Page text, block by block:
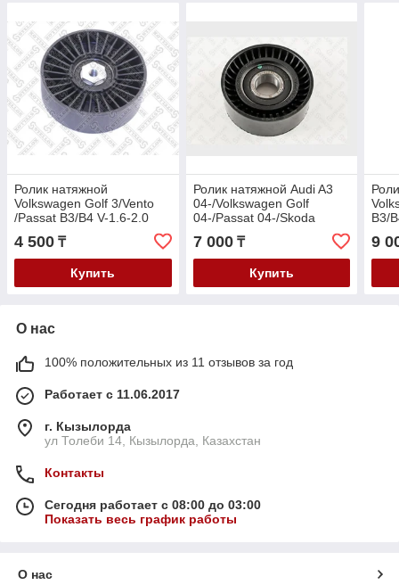
Ролик натяжной
Volkswagen Golf 3/Vento
/Passat B3/B4 V-1.6-2.0
4 500 ₸
Купить
Ролик натяжной Audi A3
04-/Volkswagen Golf
04-/Passat 04-/Skoda
Octavia 04- 1.8TSI/Superb
B6 09- V-1.8TSI
7 000₸
Купить
B3/
9
О нас
100% положительных из 11 отзывов за год
Работает с 11.06.2017
г. Кызылорда
ул Толеби 14, Кызылорда, Казахстан
Контакты
Сегодня работает с 08:00 до 03:00
Показать весь график работы
О нас